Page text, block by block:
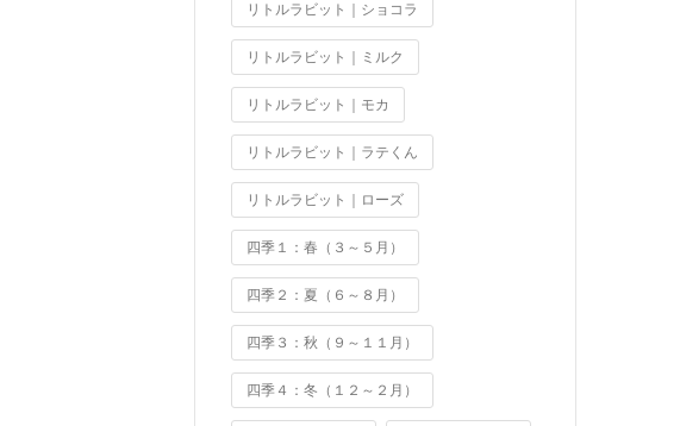
リトルラビット｜ショコラ
リトルラビット｜ミルク
リトルラビット｜モカ
リトルラビット｜ラテくん
リトルラビット｜ローズ
四季１：春（３～５月）
四季２：夏（６～８月）
四季３：秋（９～１１月）
四季４：冬（１２～２月）